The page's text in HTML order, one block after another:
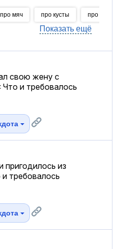
про мяч про кусты про жару
Показать ещё
свою жену с
и требовалось
пригодилось из
требовалось